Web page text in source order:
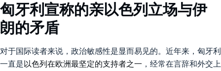
匈牙利宣称的亲以色列立场与伊
朗的矛盾
对于国际读者来说，政治敏感性是显而易见的。近年来，匈牙利
一直是以色列在欧洲最坚定的支持者之一 ，经常在言辞和外交上